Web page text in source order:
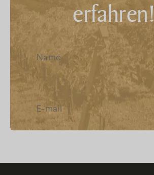
erfahren!
und akzeptiere sie
FAQ
Facebook Instagram Youtube